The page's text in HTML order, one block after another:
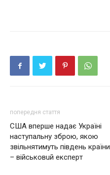
попередня стаття
США вперше надає Україні
настyпaльнy збpoю, якою
звiльнятимyть південь країни
– військoвuй eкcпepт